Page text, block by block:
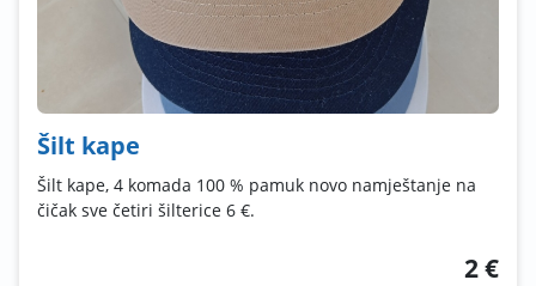
Šilt kape
Šilt kape, 4 komada 100 % pamuk novo namještanje na
čičak sve četiri šilterice 6 €.
2 €